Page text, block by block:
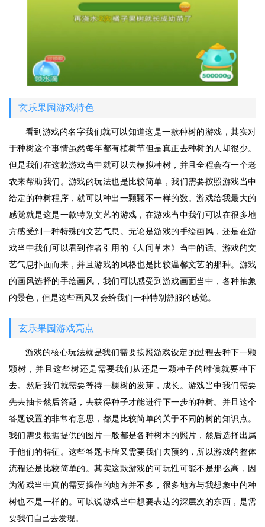
玄乐果园游戏特色
看到游戏的名字我们就可以知道这是一款种树的游戏，其实对
于种树这个事情虽然每年都有植树节但是真正去种树的人却很少。
但是我们在这款游戏当中就可以去模拟种树，并且全程会有一个老
农来帮助我们。游戏的玩法也是比较简单，我们需要按照游戏当中
给定的种树程序，就可以种出一颗颗不一样的数。游戏给我最大的
感觉就是这是一款特别文艺的游戏，在游戏当中我们可以在很多地
方感受到一种特殊的文艺气息。无论是游戏的手绘画风，还是在游
戏当中我们可以看到作者引用的《人间草木》当中的话。游戏的文
艺气息扑面而来，并且游戏的风格也是比较温馨文艺的那种。游戏
的画风选择的手绘画风，我们可以感受到游戏画面当中，各种抽象
的景色，但是这些画风又会给我们一种特别舒服的感觉。
玄乐果园游戏亮点
游戏的核心玩法就是我们需要按照游戏设定的过程去种下一颗
颗树，并且这些树还是需要我们从还是一颗种子的时候就要种下
去。然后我们就需要等待一棵树的发芽，成长。游戏当中我们需要
先去抽卡然后答题，去获得种子才能进行下一步的种树。并且这个
答题设置的非常有意思，都是比较简单的关于不同的树的知识点。
我们需要根据提供的图片一般都是各种树木的照片，然后选择出属
于他们的特征。这些答题卡牌又需要我们去预约，所以游戏的整体
流程还是比较简单的。其实这款游戏的可玩性可能不是那么高，因
为游戏当中真的需要操作的地方并不多，很多地方与我想象中的种
树也不是一样的。可以说游戏当中想要表达的深层次的东西，是需
要我们自己去发现。